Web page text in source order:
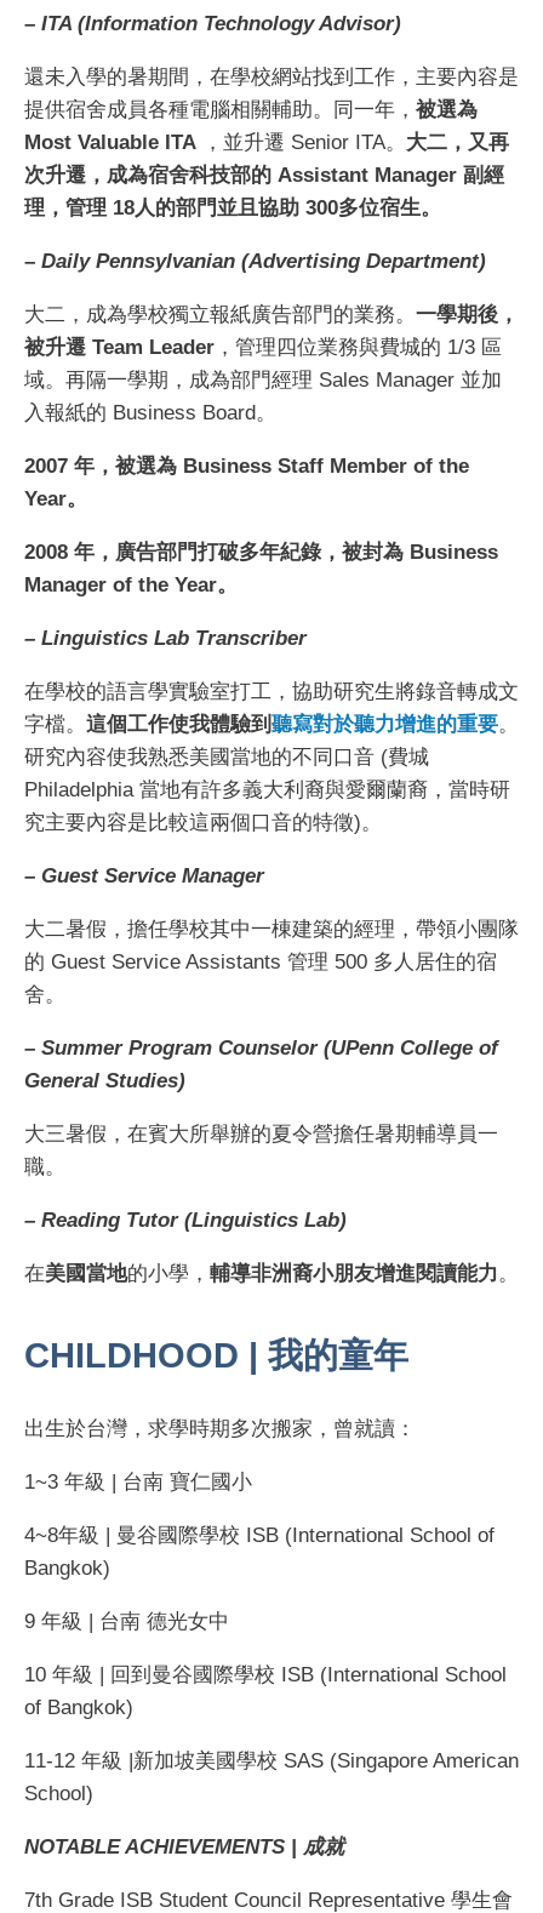
– ITA (Information Technology Advisor)
還未入學的暑期間，在學校網站找到工作，主要內容是
提供宿舍成員各種電腦相關輔助。同一年， 被選為
Most Valuable ITA ，並升遷 Senior ITA。 大二，又再
次升遷，成為宿舍科技部的 Assistant Manager 副經
理，管理 18人的部門並且協助 300多位宿生。
– Daily Pennsylvanian (Advertising Department)
大二，成為學校獨立報紙廣告部門的業務。 一學期後，
被升遷 Team Leader ，管理四位業務與費城的 1/3 區
域。再隔一學期，成為部門經理 Sales Manager 並加
入報紙的 Business Board。
2007 年，被選為 Business Staff Member of the
Year。
2008 年，廣告部門打破多年紀錄，被封為 Business
Manager of the Year。
– Linguistics Lab Transcriber
在學校的語言學實驗室打工，協助研究生將錄音轉成文
字檔。 這個工作使我體驗到 聽寫對於聽力增進的重要。
研究內容使我熟悉美國當地的不同口音 (費城
Philadelphia 當地有許多義大利裔與愛爾蘭裔，當時研
究主要內容是比較這兩個口音的特徵)。
– Guest Service Manager
大二暑假，擔任學校其中一棟建築的經理，帶領小團隊
的 Guest Service Assistants 管理 500 多人居住的宿
舍。
– Summer Program Counselor (UPenn College of
General Studies)
大三暑假，在賓大所舉辦的夏令營擔任暑期輔導員一
職。
– Reading Tutor (Linguistics Lab)
在美國當地的小學， 輔導非洲裔小朋友增進閱讀能力 。
CHILDHOOD | 我的童年
出生於台灣，求學時期多次搬家，曾就讀：
1~3 年級 | 台南 寶仁國小
4~8年級 | 曼谷國際學校 ISB (International School of
Bangkok)
9 年級 | 台南 德光女中
10 年級 | 回到曼谷國際學校 ISB (International School
of Bangkok)
11-12 年級 |新加坡美國學校 SAS (Singapore American
School)
NOTABLE ACHIEVEMENTS | 成就
7th Grade ISB Student Council Representative 學生會